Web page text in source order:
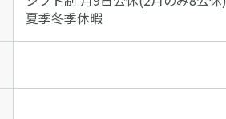
夏季冬季休暇